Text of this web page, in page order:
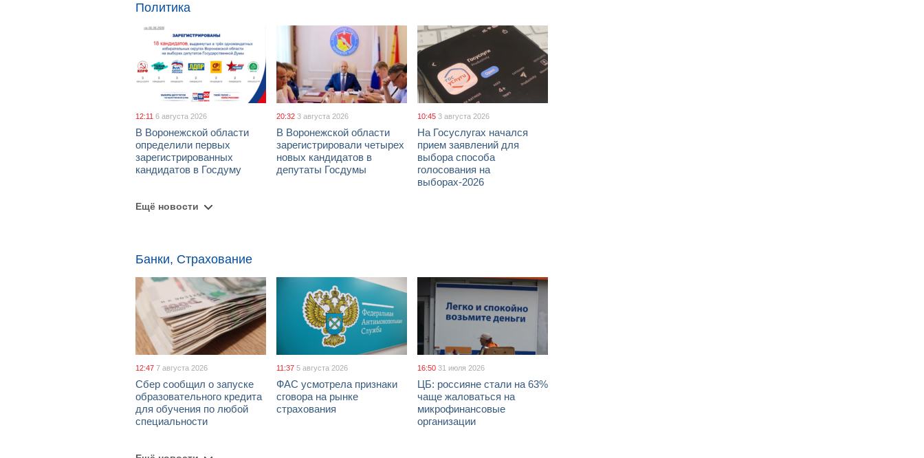
Политика
12:11 6 августа 2026
В Воронежской области
определили первых
зарегистрированных
кандидатов в Госдуму
20:32 3 августа 2026
В Воронежской области
зарегистрировали четырех
новых кандидатов в
депутаты Госдумы
10:45 3 августа 2026
На Госуслугах начался
прием заявлений для
выбора способа
голосования на
выборах-2026
Ещё новости
Банки, Страхование
12:47 7 августа 2026
Сбер сообщил о запуске
образовательного кредита
для обучения по любой
специальности
11:37 5 августа 2026
ФАС усмотрела признаки
сговора на рынке
страхования
16:50 31 июля 2026
ЦБ: россияне стали на 63%
чаще жаловаться на
микрофинансовые
организации